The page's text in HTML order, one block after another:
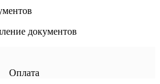
документов
Оплата